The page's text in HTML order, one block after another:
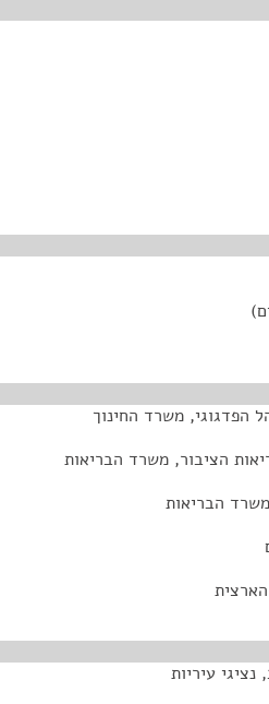
הפדגוגי, משרד החינוך
הציבור, משרד הבריאות
הבריאות
עיריות